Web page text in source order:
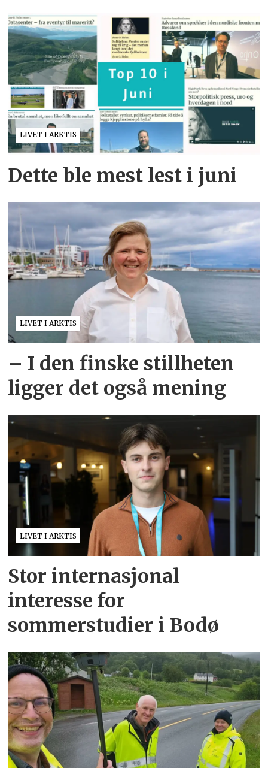
LIVET I ARKTIS
Dette ble mest lest i juni
LIVET I ARKTIS
– I den finske stillheten
ligger det også mening
LIVET I ARKTIS
Stor internasjonal
interesse for
sommerstudier i Bodø